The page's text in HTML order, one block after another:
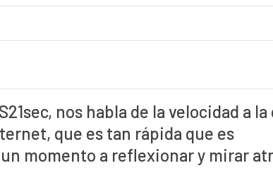
nos habla de la velocidad a la
que es tan rápida que es
momento a reflexionar y mirar